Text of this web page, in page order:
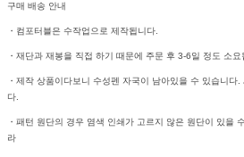
구매 배송 안내
・컴포터블은 수작업으로 제작됩니다.
・재단과 재봉을 직접 하기 때문에 주문 후 3-6일 정도 소
・제작 상품이다보니 수성펜 자국이 남아있을 수 있습니다
다.
・패턴 원단의 경우 염색 인쇄가 고르지 않은 원단이 있을
라